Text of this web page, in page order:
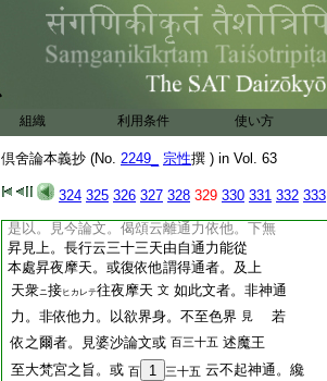
組織 利用条件 使い方
倶舍論本義抄 (No. 2249_ 宗性撰 ) in Vol. 63
324 325 326 327 328 329 330 331 332 333
説。初師意云。天所居器之中。此處最高。名
色究竟第
2
第二師意云。此處積集色。最後
邊故。名礙究竟 爲言 是即明天器近遠故。偏
論積集色。不云不積集色也。可云不積集
色之處。非不擧之。非指疑也。光法師餘
處所引正理論中。釋色究竟天名云。有言。
色者是積集色。至彼後邊名色究竟之文。
准之可思也
問。非神通力。非依他力。以欲界身至色
界義可有耶答。可有此義也 兩方。若
是以。見今論文。偈頌云離通力依他。下無
昇見上。長行云三十三天由自通力能從
本處昇夜摩天。或復依他謂得通者。及上
天衆ニ接ヒカレテ往夜摩天 文 如此文者。非神通
力。非依他力。以欲界身。不至色界 見
若
依之爾者。見婆沙論文或 百三十五 述魔王
至大梵宮之旨。或 百 1 三十五 云不起神通。纔